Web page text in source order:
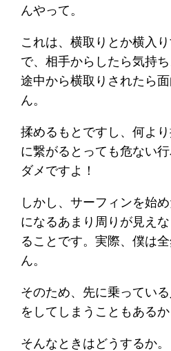
んやって。
これは、横取りとか横入
で、相手からしたら気持
途中から横取りされたら
ん。
揉めるもとですし、何よ
に繋がるとっても危ない
ダメですよ！
しかし、サーフィンを始
になるあまり周りが見え
ることです。実際、僕は
ん。
そのため、先に乗ってい
をしてしまうこともあるか
そんなときはどうするか